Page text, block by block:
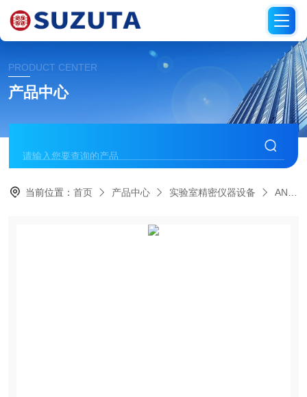
PRODUCT CENTER
产品中心
当前位置：首页 产品中心 实验室精密仪器设备 AND爱安德